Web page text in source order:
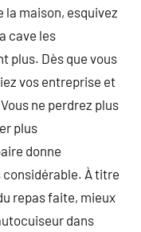
la maison, esquivez
cave les
plus. Dès que vous
vos entreprise et
ne perdrez plus
plus
donne
considérable. À titre
repas faite, mieux
dans